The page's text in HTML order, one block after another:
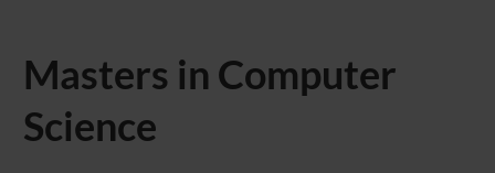
Masters in Computer
Science